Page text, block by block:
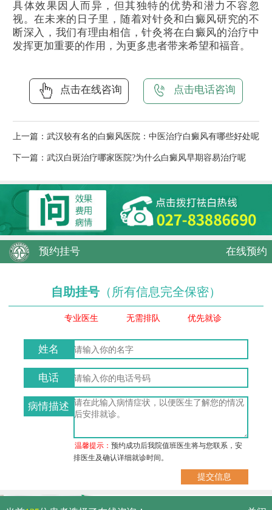
具体效果因人而异，但其独特的优势和潜力不容忽
视。在未来的日子里，随着对针灸和白癜风研究的不
断深入，我们有理由相信，针灸将在白癜风的治疗中
发挥更加重要的作用，为更多患者带来希望和福音。
点击在线咨询 点击电话咨询
上一篇： 武汉较有名的白癜风医院：中医治疗白癜风有哪些好处呢
下一篇： 武汉白斑治疗哪家医院?为什么白癜风早期容易治疗呢
预约挂号 在线预约
自助挂号 （所有信息完全保密）
专业医生 无需排队 优先就诊
姓名
电话
病情描述
温馨提示：预约成功后我院值班医生将与您联系，安
排医生及确认详细就诊时间。